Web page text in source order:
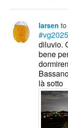
larsen to
#vg2025
diluvio.
bene
là sotto